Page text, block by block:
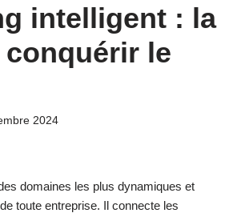
intelligent : la
le
2024
domaines les plus dynamiques et
toute entreprise. Il connecte les